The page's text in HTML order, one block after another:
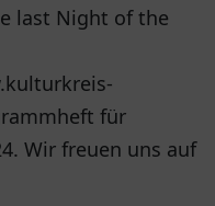
last Night of the
für
Wir freuen uns auf